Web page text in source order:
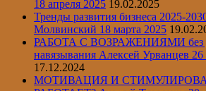
18 апреля 2025 19.02.2025
Тренды развития бизнеса 2025-
Молвинский 18 марта 2025
РАБОТА С ВОЗРАЖЕНИЯМИ без
навязывания Алексей Урванцев 26
17.12.2024
МОТИВАЦИЯ И